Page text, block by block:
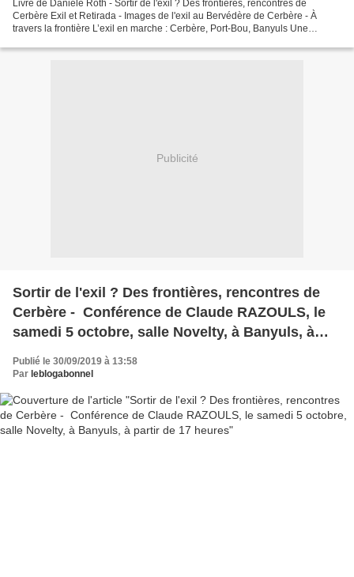
Livre de Danièle Roth - Sortir de l'exil ? Des frontières, rencontres de
Cerbère Exil et Retirada - Images de l'exil au Bervédère de Cerbère - À
travers la frontière L’exil en marche : Cerbère, Port-Bou, Banyuls Une
Publicité
Sortir de l'exil ? Des frontières, rencontres de
Cerbère - Conférence de Claude RAZOULS, le
samedi 5 octobre, salle Novelty, à Banyuls, à
Publié le 30/09/2019 à 13:58
Par leblogabonnel